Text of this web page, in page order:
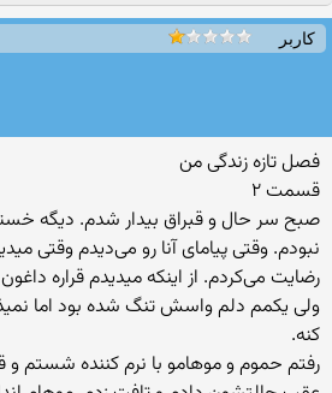
کاربر
فصل تازه زندگی من
قسمت ۲
صبح سر حال و قبراق بیدار شدم. دیگه
نبودم. وقتی پیامای آنا رو می‌دیدم وقتی
رضایت می‌کردم. از اینکه میدیدم قراره
ولی یکمم دلم واسش تنگ شده بود اما
کنه.
رفتم حموم و موهامو با نرم کننده